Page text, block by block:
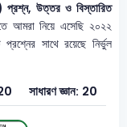
প্রশ্ন, উত্তর ও বিস্তারিত
আমরা নিয়ে এসেছি ২০২২
সাথে রয়েছে নির্ভুল
সাধারণ জ্ঞান: 20